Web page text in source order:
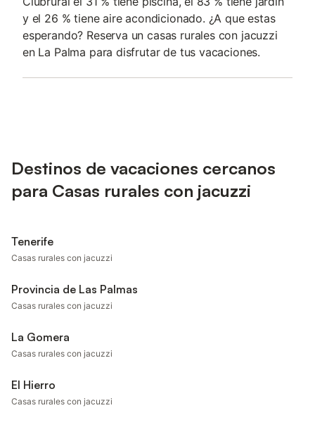
y el 26 % tiene aire acondicionado. ¿A que estas
esperando? Reserva un casas rurales con jacuzzi
en La Palma para disfrutar de tus vacaciones.
Destinos de vacaciones cercanos
para Casas rurales con jacuzzi
Tenerife
Casas rurales con jacuzzi
Provincia de Las Palmas
Casas rurales con jacuzzi
La Gomera
Casas rurales con jacuzzi
El Hierro
Casas rurales con jacuzzi